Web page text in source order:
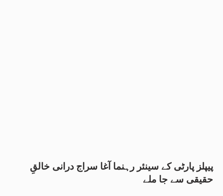
پیپلز پارٹی کے سینئر رہنما آغا سراج درانی خالقِ
حقیقی سے جا ملے